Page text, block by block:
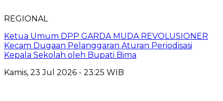
REGIONAL
Ketua Umum DPP GARDA MUDA REVOLUSIONER
Kecam Dugaan Pelanggaran Aturan Periodisasi
Kepala Sekolah oleh Bupati Bima
Kamis, 23 Jul 2026 - 23:25 WIB